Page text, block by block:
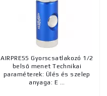
AIRPRESS Gyorscsatlakozó 1/2
belső menet Technikai
paraméterek: Ülés és szelep
anyaga: E ...